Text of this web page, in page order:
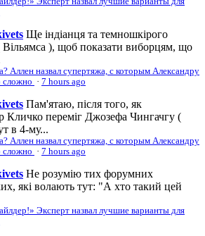
Ще індіанця та темношкірого
Вільямса ), щоб показати виборцям, що
Аллен назвал супертяжа, с которым Александру
сложно · 7 hours ago
Пам'ятаю, після того, як
Кличко переміг Джозефа Чингачгу (
в 4-му...
Аллен назвал супертяжа, с которым Александру
сложно · 7 hours ago
Не розумію тих форумних
які волають тут: "А хто такий цей
Эксперт назвал лучшие варианты для